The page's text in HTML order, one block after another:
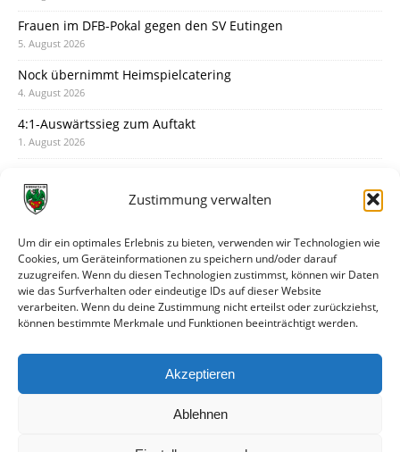
Zustimmung verwalten
Um dir ein optimales Erlebnis zu bieten, verwenden wir Technologien wie
Cookies, um Geräteinformationen zu speichern und/oder darauf
zuzugreifen. Wenn du diesen Technologien zustimmst, können wir Daten
wie das Surfverhalten oder eindeutige IDs auf dieser Website
verarbeiten. Wenn du deine Zustimmung nicht erteilst oder zurückziehst,
können bestimmte Merkmale und Funktionen beeinträchtigt werden.
Akzeptieren
Ablehnen
Frauen im DFB-Pokal gegen den SV Eutingen
5. August 2026
Nock übernimmt Heimspielcatering
4. August 2026
4:1-Auswärtssieg zum Auftakt
1. August 2026
31. Juli 2026
30. Juli 2026
Deine Spielminute: 89+1
28. Juli 2026
Neuer Rückensponsor
Neue Podcast-Folge: So tickt Björn!
27. Juli 2026